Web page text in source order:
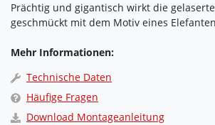
Prächtig und gigantisch wirkt die
geschmückt mit dem Motiv eines
Mehr Informationen:
Technische Daten
Häufige Fragen
Download Montageanleitung